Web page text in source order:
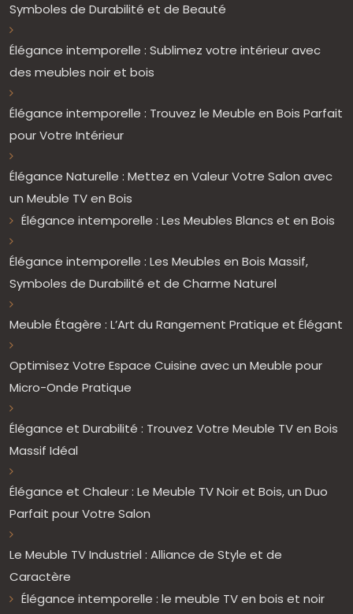
Symboles de Durabilité et de Beauté
Élégance intemporelle : Sublimez votre intérieur avec
des meubles noir et bois
Élégance intemporelle : Trouvez le Meuble en Bois Parfait
pour Votre Intérieur
Élégance Naturelle : Mettez en Valeur Votre Salon avec
un Meuble TV en Bois
Élégance intemporelle : Les Meubles Blancs et en Bois
Élégance intemporelle : Les Meubles en Bois Massif,
Symboles de Durabilité et de Charme Naturel
Meuble Étagère : L’Art du Rangement Pratique et Élégant
Optimisez Votre Espace Cuisine avec un Meuble pour
Micro-Onde Pratique
Élégance et Durabilité : Trouvez Votre Meuble TV en Bois
Massif Idéal
Élégance et Chaleur : Le Meuble TV Noir et Bois, un Duo
Parfait pour Votre Salon
Le Meuble TV Industriel : Alliance de Style et de
Caractère
Élégance intemporelle : le meuble TV en bois et noir